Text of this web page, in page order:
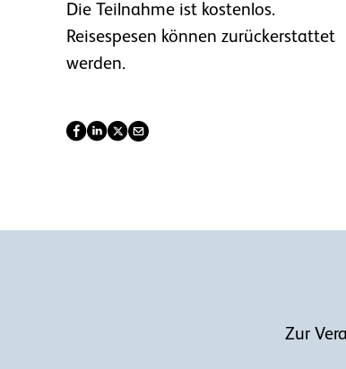
Die Teilnahme ist kostenlos.
Reisespesen können zurückerstattet
werden.
Zur